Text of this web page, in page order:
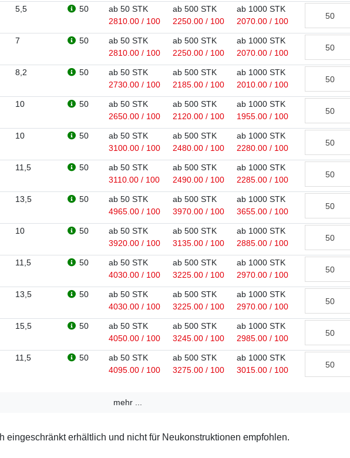
5,5 50
ab 50 STK
2810.00 / 100
ab 500 STK
2250.00 / 100
ab 1000 STK
2070.00 / 100
7 50
ab 50 STK
2810.00 / 100
ab 500 STK
2250.00 / 100
ab 1000 STK
2070.00 / 100
8,2 50
ab 50 STK
2730.00 / 100
ab 500 STK
2185.00 / 100
ab 1000 STK
2010.00 / 100
10 50
ab 50 STK
2650.00 / 100
ab 500 STK
2120.00 / 100
ab 1000 STK
1955.00 / 100
10 50
ab 50 STK
3100.00 / 100
ab 500 STK
2480.00 / 100
ab 1000 STK
2280.00 / 100
11,5 50
ab 50 STK
3110.00 / 100
ab 500 STK
2490.00 / 100
ab 1000 STK
2285.00 / 100
13,5 50
ab 50 STK
4965.00 / 100
ab 500 STK
3970.00 / 100
ab 1000 STK
3655.00 / 100
10 50
ab 50 STK
3920.00 / 100
ab 500 STK
3135.00 / 100
ab 1000 STK
2885.00 / 100
11,5 50
ab 50 STK
4030.00 / 100
ab 500 STK
3225.00 / 100
ab 1000 STK
2970.00 / 100
13,5 50
ab 50 STK
4030.00 / 100
ab 500 STK
3225.00 / 100
ab 1000 STK
2970.00 / 100
15,5 50
ab 50 STK
4050.00 / 100
ab 500 STK
3245.00 / 100
ab 1000 STK
2985.00 / 100
11,5 50
ab 50 STK
4095.00 / 100
ab 500 STK
3275.00 / 100
ab 1000 STK
3015.00 / 100
mehr ...
eingeschränkt erhältlich und nicht für Neukonstruktionen empfohlen.